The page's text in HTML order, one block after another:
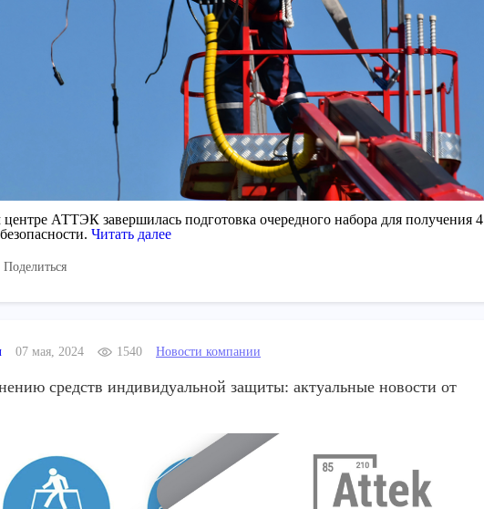
центре АТТЭК завершилась подготовка очередного набора для получения 4
Читать далее
Поделиться
07 мая, 2024 1540 Новости компании
средств индивидуальной защиты: актуальные новости от